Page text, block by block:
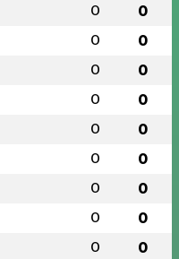
0 0
0 0
0 0
0 0
0 0
0 0
0 0
0 0
0 0